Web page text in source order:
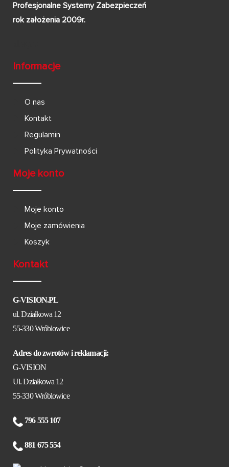
Profesjonalne Systemy Zabezpieczeń
rok założenia 2009r.
Informacje
O nas
Kontakt
Regulamin
Polityka Prywatności
Moje konto
Moje konto
Moje zamówienia
Koszyk
Kontakt
G-VISION.PL
ul. Działkowa 12
55-330 Wróblowice
Adres do zwrotów i reklamacji:
G-VISION
Ul. Działkowa 12
55-330 Wróblowice
796 555 107
881 675 554